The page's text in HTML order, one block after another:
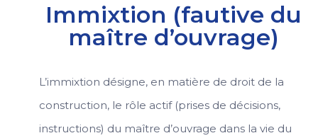
Immixtion (fautive du
maître d’ouvrage)
L’immixtion désigne, en matière de droit de la
construction, le rôle actif (prises de décisions,
instructions) du maître d’ouvrage dans la vie du